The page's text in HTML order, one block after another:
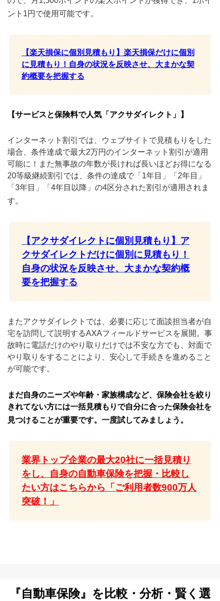
ント1円で使用可能です。
【楽天損保に個別見積もり】楽天損保だけに個別
に見積もり！自身の状況を反映させ、大まかな契
約概要を把握する
【サービスと保険料で人気「アクサダイレクト」】
インターネット割引では、ウェブサイトで見積もりをした
場合、条件達成で最大2万円のインターネット割引が適用
可能に！また無事故の年数が長ければ長いほどお得になる
20等級継続割引では、条件の達成で「1年目」「2年目」
「3年目」「4年目以降」の4区分された割引が適用されま
す。
【アクサダイレクトに個別見積もり】ア
クサダイレクトだけに個別に見積もり！
自身の状況を反映させ、大まかな契約概
要を把握する
またアクサダイレクトでは、必要に応じて面談担当者が自
宅を訪問して説明するAXAフィールドサービスを展開。事
故時に電話だけのやり取りだけでは不安な方でも、対面で
やり取りをすることにより、安心して手続きを進めること
が可能です。
まだ自身のニーズや年齢・家族構成など、保険会社を絞り
きれてない方には一括見積もりで自分に合った保険会社を
見つけることが重要です。一度試してみましょう。
業界トップ企業の最大20社に一括見積り
をし、自身の自動車保険を把握・比較し
たい方はこちらから「ご利用者数900万人
突破！」
『自動車保険』を比較・分析・賢く選